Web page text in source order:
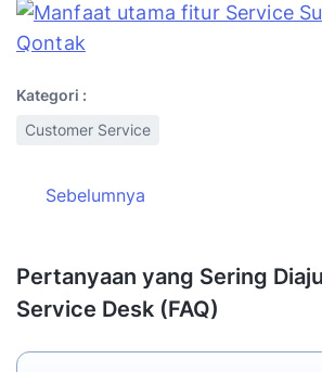
Kategori :
Customer Service
Sebelumnya
Pertanyaan yang Sering
Service Desk (FAQ)